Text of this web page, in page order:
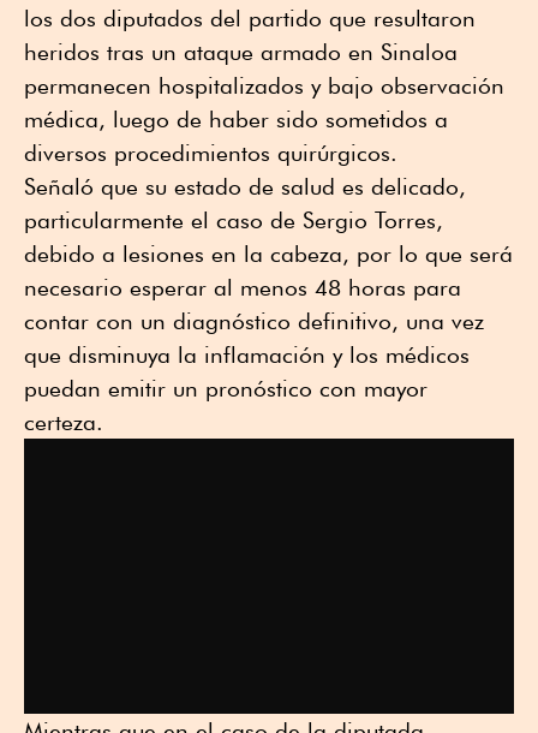
los dos diputados del partido que resultaron
heridos tras un ataque armado en Sinaloa
permanecen hospitalizados y bajo observación
médica, luego de haber sido sometidos a
diversos procedimientos quirúrgicos.
Señaló que su estado de salud es delicado,
particularmente el caso de Sergio Torres,
debido a lesiones en la cabeza, por lo que será
necesario esperar al menos 48 horas para
contar con un diagnóstico definitivo, una vez
que disminuya la inflamación y los médicos
puedan emitir un pronóstico con mayor
certeza.